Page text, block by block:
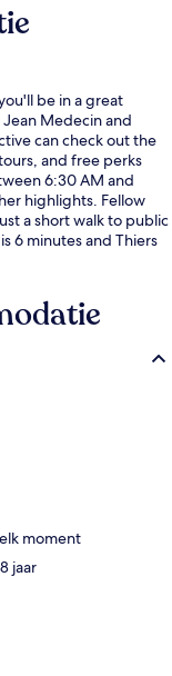
be in a great
Medecin and
can check out the
and free perks
6:30 AM and
highlights. Fellow
a short walk to public
6 minutes and Thiers
moment
jaar